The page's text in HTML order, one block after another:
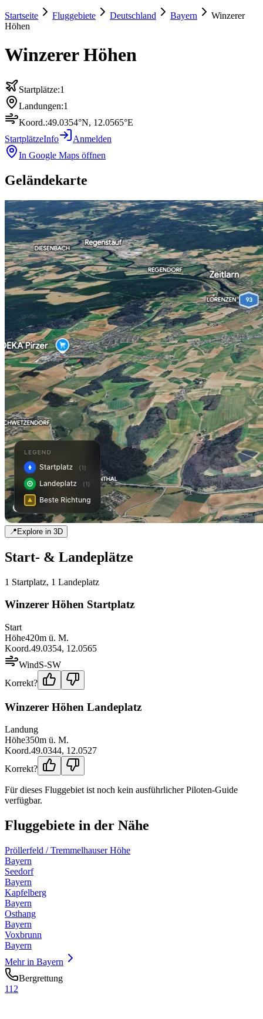
Startseite Fluggebiete Deutschland Bayern
Winzerer
Höhen
Winzerer Höhen
Startplätze:1
Landungen:1
Koord.:49.0354°N, 12.0565°E
StartplätzeInfo
Anmelden
In Google Maps öffnen
Geländekarte
📍Explore in 3D
Start- & Landeplätze
1 Startplatz, 1 Landeplatz
Winzerer Höhen Startplatz
Start
Höhe420m ü. M.
Koord.49.0354, 12.0565
WindS-SW
Korrekt?
Winzerer Höhen Landeplatz
Landung
Höhe350m ü. M.
Koord.49.0344, 12.0527
Korrekt?
Für dieses Fluggebiet ist noch kein ausführlicher Piloten-Guide
verfügbar.
Fluggebiete in der Nähe
Pröllerfeld / Tremmelhauser Höhe
Bayern
Seedorf
Bayern
Kapfelberg
Bayern
Osthang
Bayern
Voxbrunn
Bayern
Mehr in Bayern
Bergrettung
112